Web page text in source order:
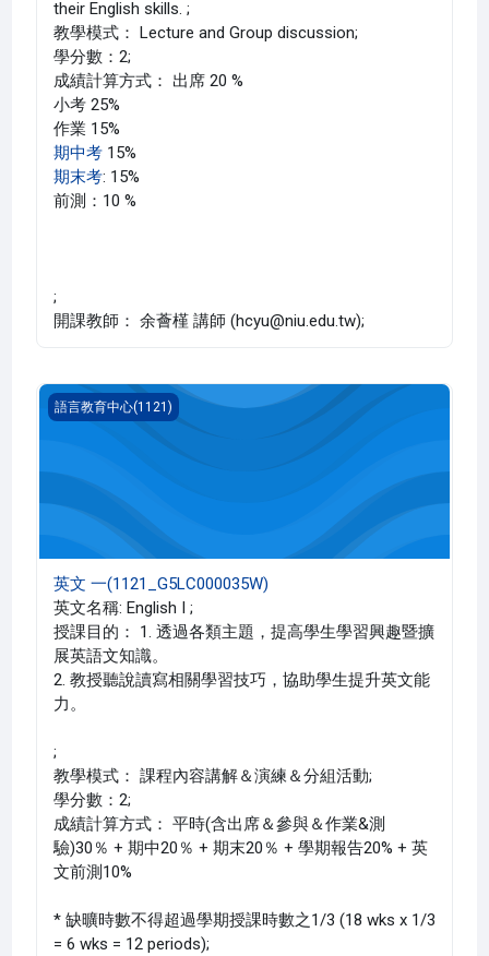
their English skills. ;
教學模式： Lecture and Group discussion;
學分數：2;
成績計算方式： 出席 20 %
小考 25%
作業 15%
期中考 15%
期末考: 15%
前測：10 %
;
開課教師： 余薈槿 講師 (hcyu@niu.edu.tw);
英文 一(1121_G5LC000035W)
語言教育中心(1121)
英文 一(1121_G5LC000035W)
英文名稱: English I ;
授課目的： 1. 透過各類主題，提高學生學習興趣暨擴
展英語文知識。
2. 教授聽說讀寫相關學習技巧，協助學生提升英文能
力。
;
教學模式： 課程內容講解＆演練＆分組活動;
學分數：2;
成績計算方式： 平時(含出席＆參與＆作業&測
驗)30％ + 期中20％ + 期末20％ + 學期報告20% + 英
文前測10%
* 缺曠時數不得超過學期授課時數之1/3 (18 wks x 1/3
= 6 wks = 12 periods);